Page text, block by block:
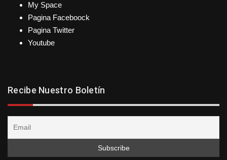
My Space
Pagina Faceboock
Pagina Twitter
Youtube
Recibe Nuestro Boletín